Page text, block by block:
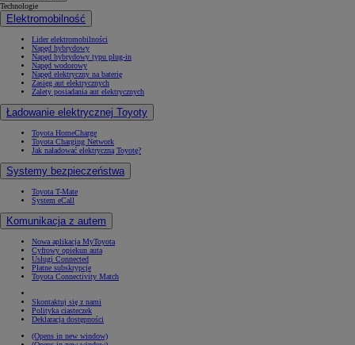
Technologie
Elektromobilność
Lider elektromobilności
Napęd hybrydowy
Napęd hybrydowy typu plug-in
Napęd wodorowy
Napęd elektryczny na baterię
Zasięg aut elektrycznych
Zalety posiadania aut elektrycznych
Ładowanie elektrycznej Toyoty
Toyota HomeCharge
Toyota Charging Network
Jak naładować elektryczną Toyotę?
Systemy bezpieczeństwa
Toyota T-Mate
System eCall
Komunikacja z autem
Nowa aplikacja MyToyota
Cyfrowy opiekun auta
Usługi Connected
Płatne subskrypcje
Toyota Connectivity Match
Skontaktuj się z nami
Polityka ciasteczek
Deklaracja dostępności
(Opens in new window)